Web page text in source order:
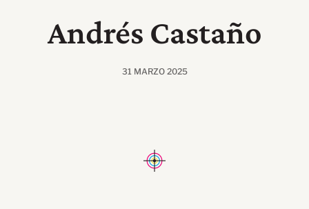
Andrés Castaño
31 MARZO 2025